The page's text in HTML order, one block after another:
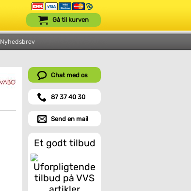
Nyhedsbrev
Gå til kurven
Chat med os
87 37 40 30
Send en mail
Et godt tilbud